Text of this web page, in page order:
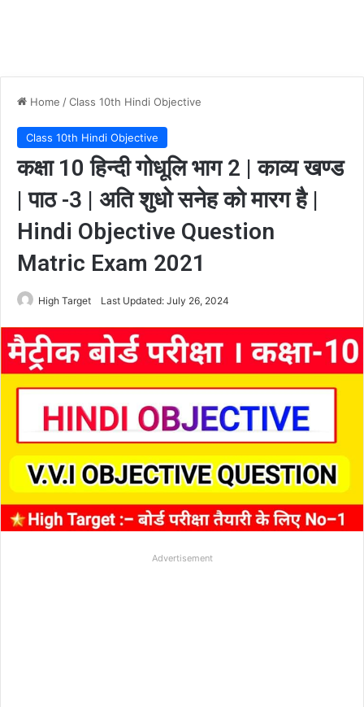
Home /Class 10th Hindi Objective
Class 10th Hindi Objective
कक्षा 10 हिन्दी गोधूलि भाग 2 | काव्य खण्ड
| पाठ -3 | अति शुधो सनेह को मारग है |
Hindi Objective Question
Matric Exam 2021
High Target Last Updated: July 26, 2024
Advertisement